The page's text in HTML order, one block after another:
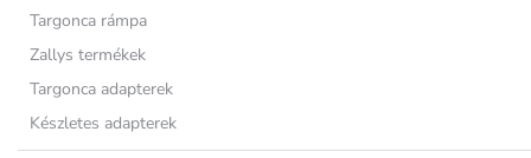
Targonca rámpa
Zallys termékek
Targonca adapterek
Készletes adapterek